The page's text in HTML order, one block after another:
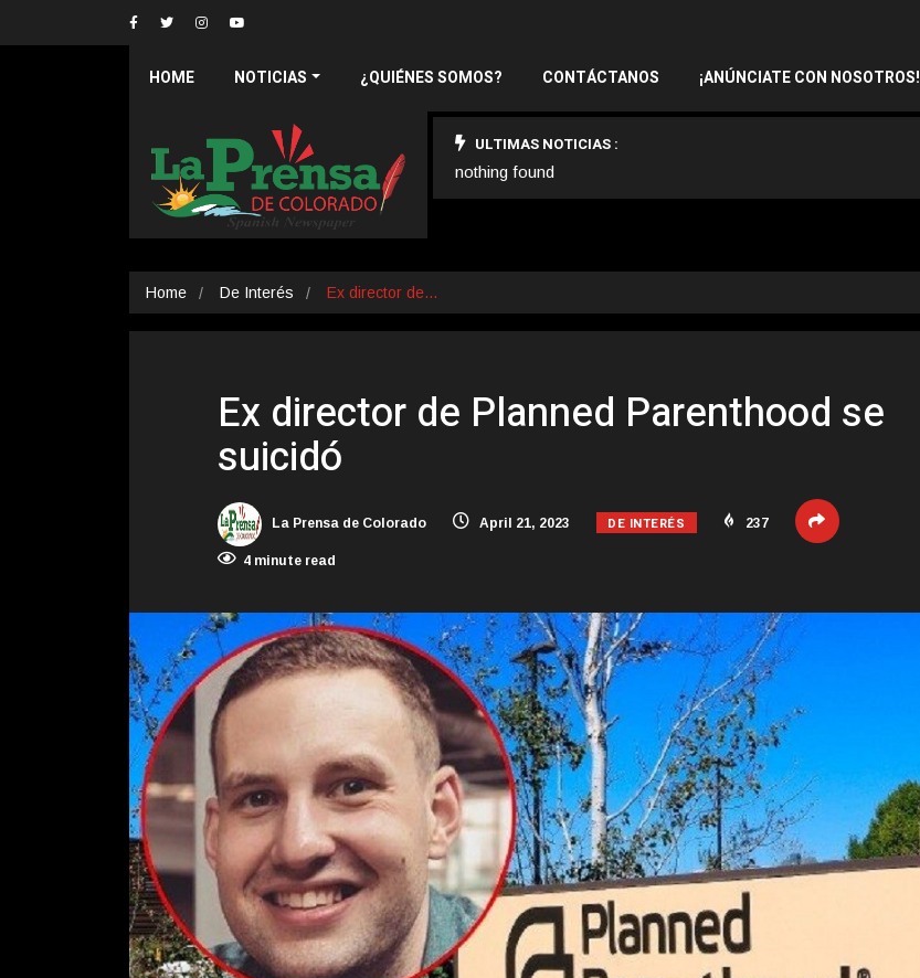
HOME NOTICIAS ¿QUIÉNES SOMOS? CONTÁCTANOS ¡ANÚNCIATE CON NOSOTROS!
ULTIMAS NOTICIAS :
nothing found
Home De Interés Ex director de…
Ex director de Planned Parenthood se
suicidó
La Prensa de Colorado April 21, 2023 DE INTERÉS 237
4 minute read